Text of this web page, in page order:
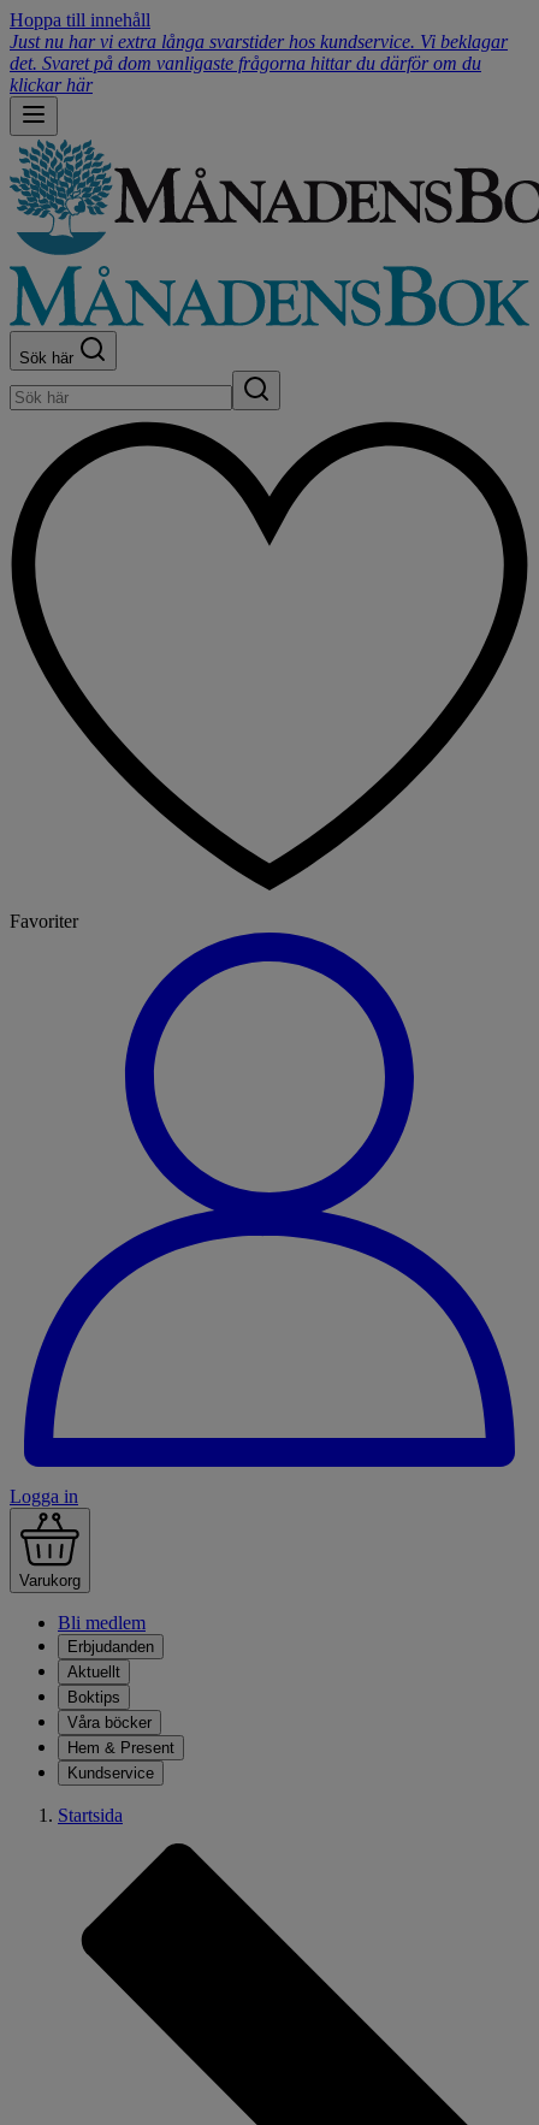
Hoppa till innehåll
Just nu har vi extra långa svarstider hos kundservice. Vi beklagar
det. Svaret på dom vanligaste frågorna hittar du därför om du
klickar här
Sök här
Favoriter
Logga in
Varukorg
Bli medlem
Erbjudanden
Aktuellt
Boktips
Våra böcker
Hem & Present
Kundservice
Startsida